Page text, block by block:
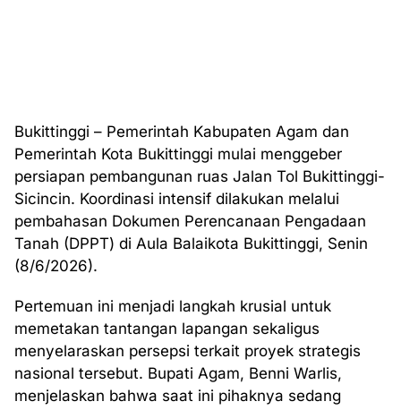
Bukittinggi – Pemerintah Kabupaten Agam dan
Pemerintah Kota Bukittinggi mulai menggeber
persiapan pembangunan ruas Jalan Tol Bukittinggi-
Sicincin. Koordinasi intensif dilakukan melalui
pembahasan Dokumen Perencanaan Pengadaan
Tanah (DPPT) di Aula Balaikota Bukittinggi, Senin
(8/6/2026).
Pertemuan ini menjadi langkah krusial untuk
memetakan tantangan lapangan sekaligus
menyelaraskan persepsi terkait proyek strategis
nasional tersebut. Bupati Agam, Benni Warlis,
menjelaskan bahwa saat ini pihaknya sedang